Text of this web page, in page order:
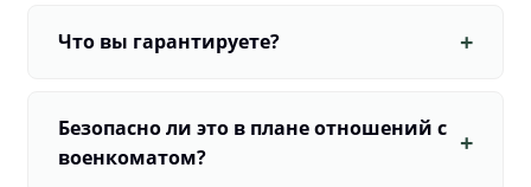
Что вы гарантируете?
Безопасно ли это в плане отношений с
военкоматом?